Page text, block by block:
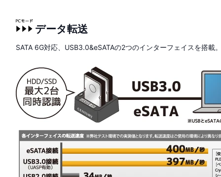
データ転送
SATA 6G対応、USB3.0&eSATAの2つのインターフェイスを搭載